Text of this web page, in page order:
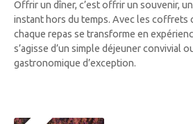
Offrir un dîner, c’est offrir un souvenir,
instant hors du temps. Avec les coffrets
chaque repas se transforme en
s’agisse d’un simple déjeuner convivial
gastronomique d’exception.